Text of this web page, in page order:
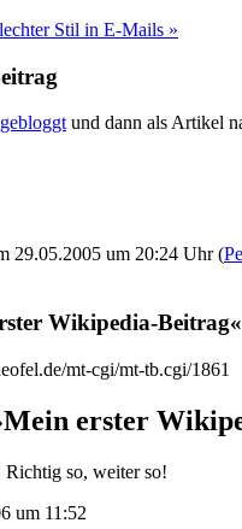
Stil in E-Mails »
gebloggtund dann als Artikel
29.05.2005 um 20:24 Uhr (
Wikipedia-Beitrag«
mt-cgi/mt-tb.cgi/1861
erster
so, weiter so!
um 11:52